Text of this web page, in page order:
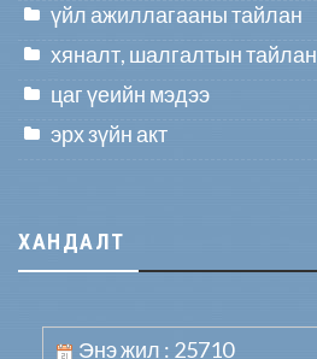
үйл ажиллагааны тайлан
хяналт, шалгалтын тайлан
цаг үеийн мэдээ
эрх зүйн акт
ХАНДАЛТ
Энэ жил : 25710